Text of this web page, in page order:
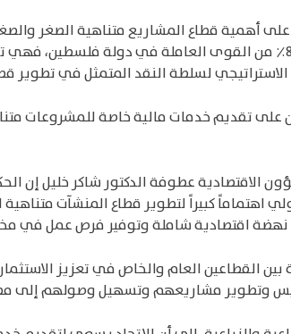
أهمية قطاع المشاريع متناهية الصغر
بنسبة أكثر من 95٪ من النشاط الاقتصادي وتوظف حوالي 85٪ من
لسلطة النقد المتمثل في تطوير
تقديم خدمات مالية خاصة للمشروعات
الاقتصادية عطوفة الدكتور شاكر خليل إن
اهتماماً كبيراً لتطوير قطاع المنشآت
اقتصادية شاملة وتوفير فرص عمل في
القطاعين العام والخاص في تعزيز
وتطوير مشاريعهم وتسهيل وصولهم إلى